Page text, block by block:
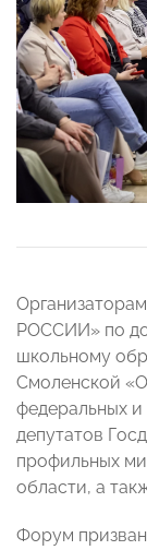
РОССИИ» по
школьному
Смоленской
федеральных и
депутатов
профильных
области, а
Форум